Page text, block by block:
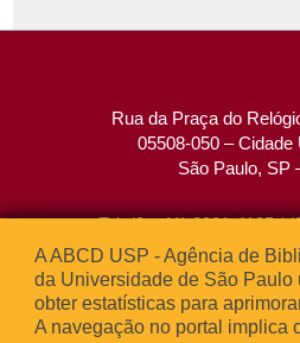
Rua da Praça do
05508-050 – Cidade
São Paulo, SP
Tel: (0xx11) 3091-4195 /
Fax: (0xx11)
E-mail:
A ABCD USP - Agência de
da Universidade de São Paulo
obter estatísticas para
A navegação no portal implica